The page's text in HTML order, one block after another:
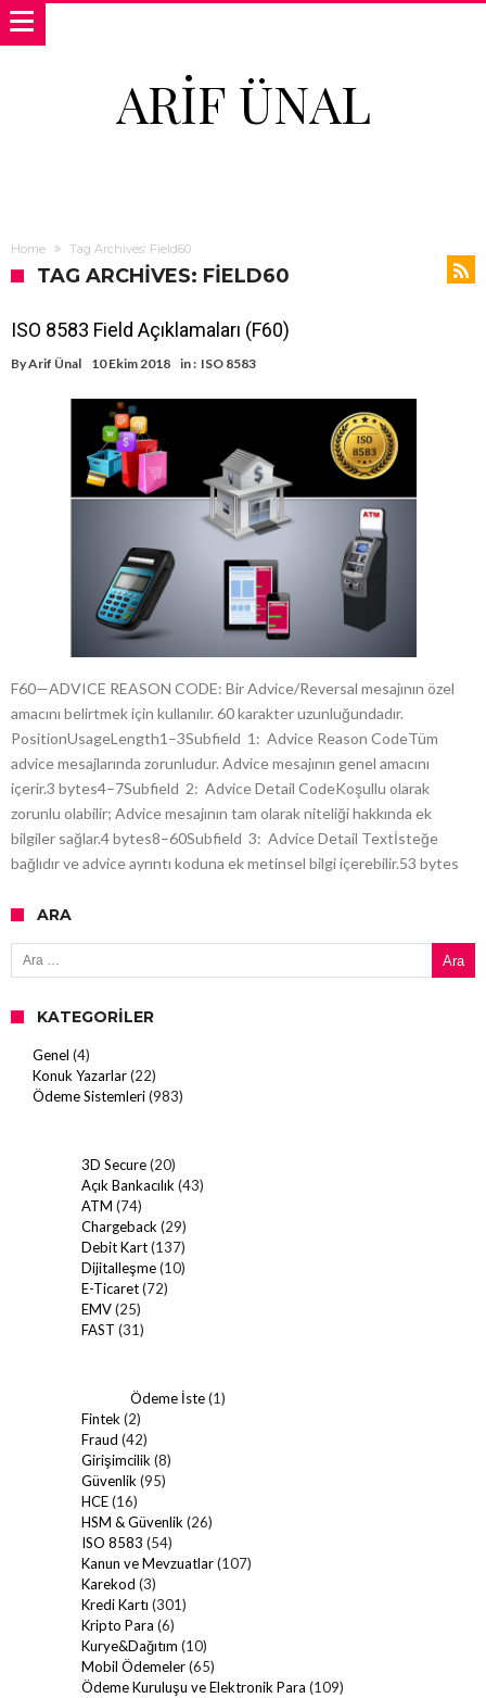
ARIF ÜNAL
Home Tag Archives: Field60
TAG ARCHIVES: FIELD60
ISO 8583 Field Açıklamaları (F60)
ByArif Ünal 10 Ekim 2018 in : ISO 8583
F60—ADVICE REASON CODE: Bir Advice/Reversal mesajının özel
amacını belirtmek için kullanılır. 60 karakter uzunluğundadır.
PositionUsageLength1–3Subfield 1: Advice Reason CodeTüm
advice mesajlarında zorunludur. Advice mesajının genel amacını
içerir.3 bytes4–7Subfield 2: Advice Detail CodeKoşullu olarak
zorunlu olabilir; Advice mesajının tam olarak niteliği hakkında ek
bilgiler sağlar.4 bytes8–60Subfield 3: Advice Detail Textİsteğe
bağlıdır ve advice ayrıntı koduna ek metinsel bilgi içerebilir.53 bytes
ARA
Arama:
KATEGORILER
Genel (4)
Konuk Yazarlar(22)
Ödeme Sistemleri(983)
3D Secure(20)
Açık Bankacılık(43)
ATM (74)
Chargeback(29)
Debit Kart(137)
Dijitalleşme(10)
E-Ticaret(72)
EMV(25)
FAST (31)
Ödeme İste(1)
Fintek(2)
Fraud (42)
Girişimcilik(8)
Güvenlik(95)
HCE(16)
HSM & Güvenlik(26)
ISO 8583 (54)
Kanun ve Mevzuatlar(107)
Karekod (3)
Kredi Kartı (301)
Kripto Para (6)
Kurye&Dağıtım (10)
Mobil Ödemeler(65)
Ödeme Kuruluşu ve Elektronik Para (109)